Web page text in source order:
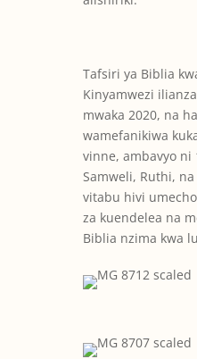
Tafsiri ya Biblia
Kinyamwezi
mwaka 2020, na
wamefanikiwa
vinne, ambavyo ni
Samweli, Ruthi,
vitabu hivi
za kuendelea na
Biblia nzima kwa